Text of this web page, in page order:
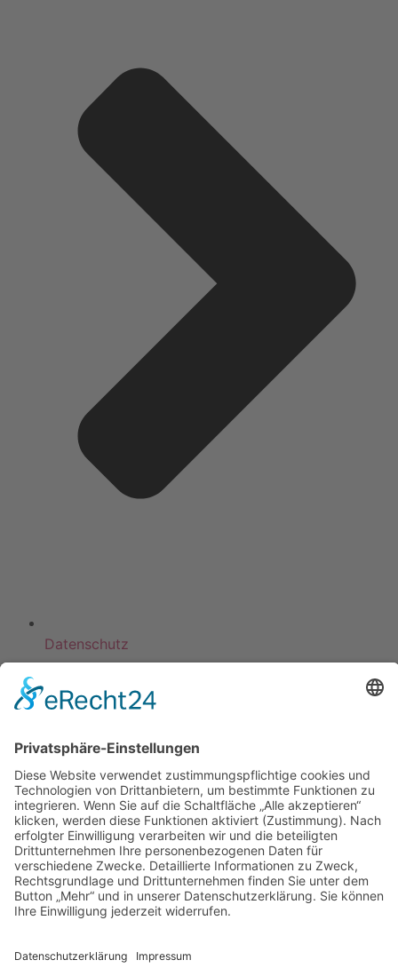
Datenschutz
KATEGORIEN
ÜBER UNS